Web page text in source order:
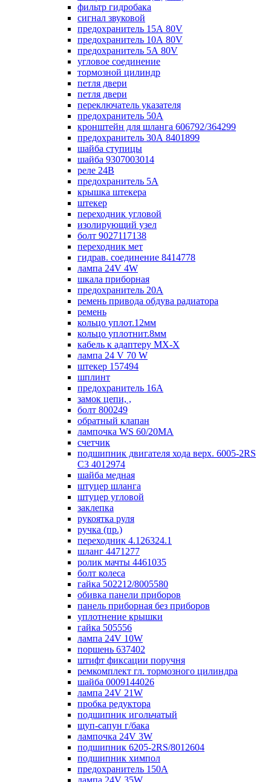
фильтр гидробака
сигнал звуковой
предохранитель 15А 80V
предохранитель 10А 80V
предохранитель 5А 80V
угловое соединение
тормозной цилиндр
петля двери
петля двери
переключатель указателя
предохранитель 50А
кронштейн для шланга 606792/364299
предохранитель 30А 8401899
шайба ступицы
шайба 9307003014
реле 24В
предохранитель 5А
крышка штекера
штекер
переходник угловой
изолирующий узел
болт 9027117138
переходник мет
гидрав. соединение 8414778
лампа 24V 4W
шкала приборная
предохранитель 20А
ремень привода обдува радиатора
ремень
кольцо уплот.12мм
кольцо уплотнит.8мм
кабель к адаптеру МХ-Х
лампа 24 V 70 W
штекер 157494
шплинт
предохранитель 16А
замок цепи, ,
болт 800249
обратный клапан
лампочка WS 60/20МА
счетчик
подшипник двигателя хода верх. 6005-2RS
C3 4012974
шайба медная
штуцер шланга
штуцер угловой
заклепка
рукоятка руля
ручка (пр.)
переходник 4.126324.1
шланг 4471277
ролик мачты 4461035
болт колеса
гайка 502212/8005580
обивка панели приборов
панель приборная без приборов
уплотнение крышки
гайка 505556
лампа 24V 10W
поршень 637402
штифт фиксации поручня
ремкомплект гл. тормозного цилиндра
шайба 0009144026
лампа 24V 21W
пробка редуктора
подшипник игольчатый
щуп-сапун г/бака
лампочка 24V 3W
подшипник 6205-2RS/8012604
подшипник химпол
предохранитель 150А
лампа 24V 35W